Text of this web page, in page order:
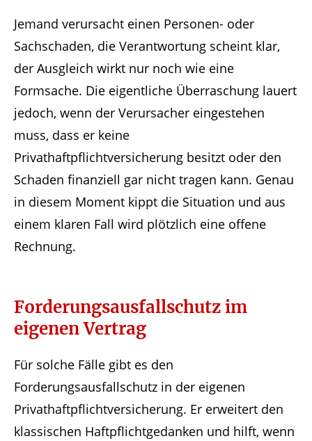
Jemand verursacht einen Personen- oder
Sachschaden, die Verantwortung scheint klar,
der Ausgleich wirkt nur noch wie eine
Formsache. Die eigentliche Überraschung lauert
jedoch, wenn der Verursacher eingestehen
muss, dass er keine
Privathaftpflichtversicherung besitzt oder den
Schaden finanziell gar nicht tragen kann. Genau
in diesem Moment kippt die Situation und aus
einem klaren Fall wird plötzlich eine offene
Rechnung.
Forderungsausfallschutz im
eigenen Vertrag
Für solche Fälle gibt es den
Forderungsausfallschutz in der eigenen
Privathaftpflichtversicherung. Er erweitert den
klassischen Haftpflichtgedanken und hilft, wenn